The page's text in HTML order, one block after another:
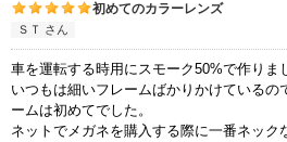
初めてのカラーレンズ
ＳＴ さん
車を運転する時用にスモーク50%で作りま
いつもは細いフレームばかりかけているの
ームは初めてでした。
ネットでメガネを購入する際に一番ネック